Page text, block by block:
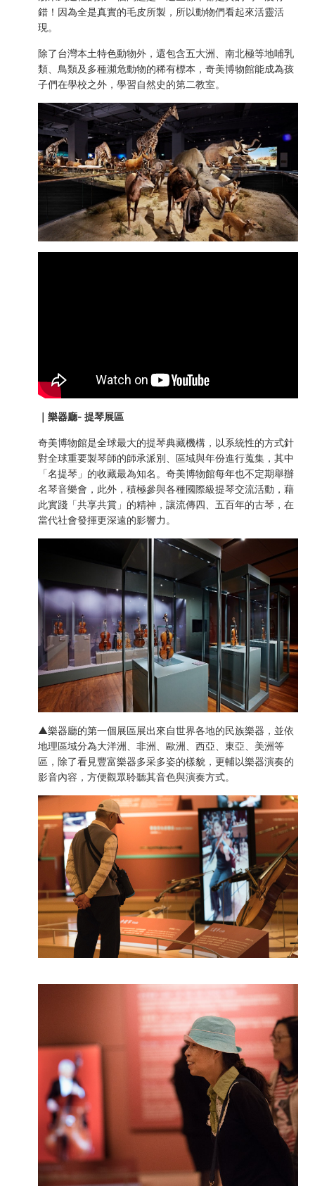
錯！因為全是真實的毛皮所製，所以動物們看起來活靈活
現。
除了台灣本土特色動物外，還包含五大洲、南北極等地哺乳
類、鳥類及多種瀕危動物的稀有標本，奇美博物館能成為孩
子們在學校之外，學習自然史的第二教室。
｜樂器廳- 提琴展區
奇美博物館是全球最大的提琴典藏機構，以系統性的方式針
對全球重要製琴師的師承派別、區域與年份進行蒐集，其中
「名提琴」的收藏最為知名。奇美博物館每年也不定期舉辦
名琴音樂會，此外，積極參與各種國際級提琴交流活動，藉
此實踐「共享共賞」的精神，讓流傳四、五百年的古琴，在
當代社會發揮更深遠的影響力。
▲樂器廳的第一個展區展出來自世界各地的民族樂器，並依
地理區域分為大洋洲、非洲、歐洲、西亞、東亞、美洲等
區，除了看見豐富樂器多采多姿的樣貌，更輔以樂器演奏的
影音內容，方便觀眾聆聽其音色與演奏方式。